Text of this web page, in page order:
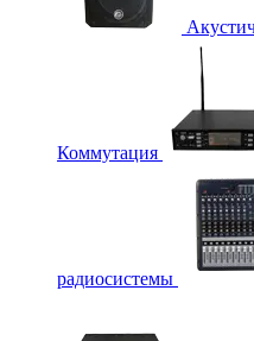
Коммутация
радиосистемы